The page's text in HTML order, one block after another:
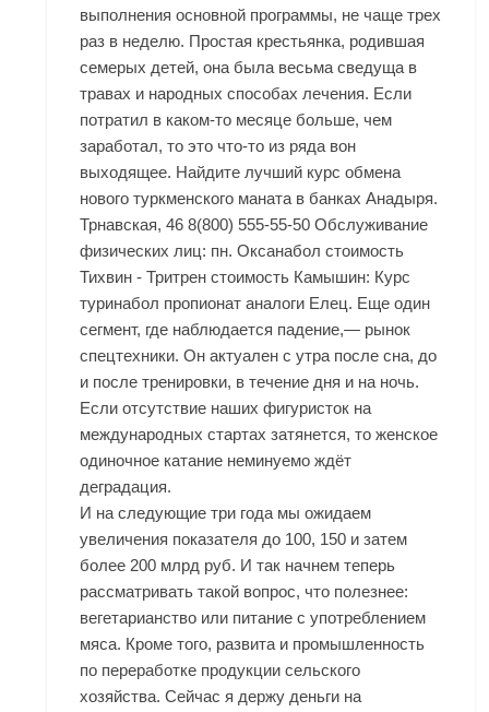
выполнения основной программы, не чаще трех
раз в неделю. Простая крестьянка, родившая
семерых детей, она была весьма сведуща в
травах и народных способах лечения. Если
потратил в каком-то месяце больше, чем
заработал, то это что-то из ряда вон
выходящее. Найдите лучший курс обмена
нового туркменского маната в банках Анадыря.
Трнавская, 46 8(800) 555-55-50 Обслуживание
физических лиц: пн. Оксанабол стоимость
Тихвин - Тритрен стоимость Камышин: Курс
туринабол пропионат аналоги Елец. Еще один
сегмент, где наблюдается падение,— рынок
спецтехники. Он актуален с утра после сна, до
и после тренировки, в течение дня и на ночь.
Если отсутствие наших фигуристок на
международных стартах затянется, то женское
одиночное катание неминуемо ждёт
деградация.
И на следующие три года мы ожидаем
увеличения показателя до 100, 150 и затем
более 200 млрд руб. И так начнем теперь
рассматривать такой вопрос, что полезнее:
вегетарианство или питание с употреблением
мяса. Кроме того, развита и промышленность
по переработке продукции сельского
хозяйства. Сейчас я держу деньги на